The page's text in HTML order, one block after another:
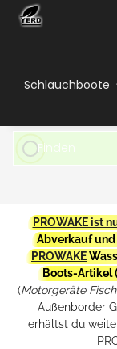
Schlauchboote
PROWAKE ist
Abverkauf
PROWAKE
Boots-Artikel (
(Motorgeräte
Außenborder
erhältst du